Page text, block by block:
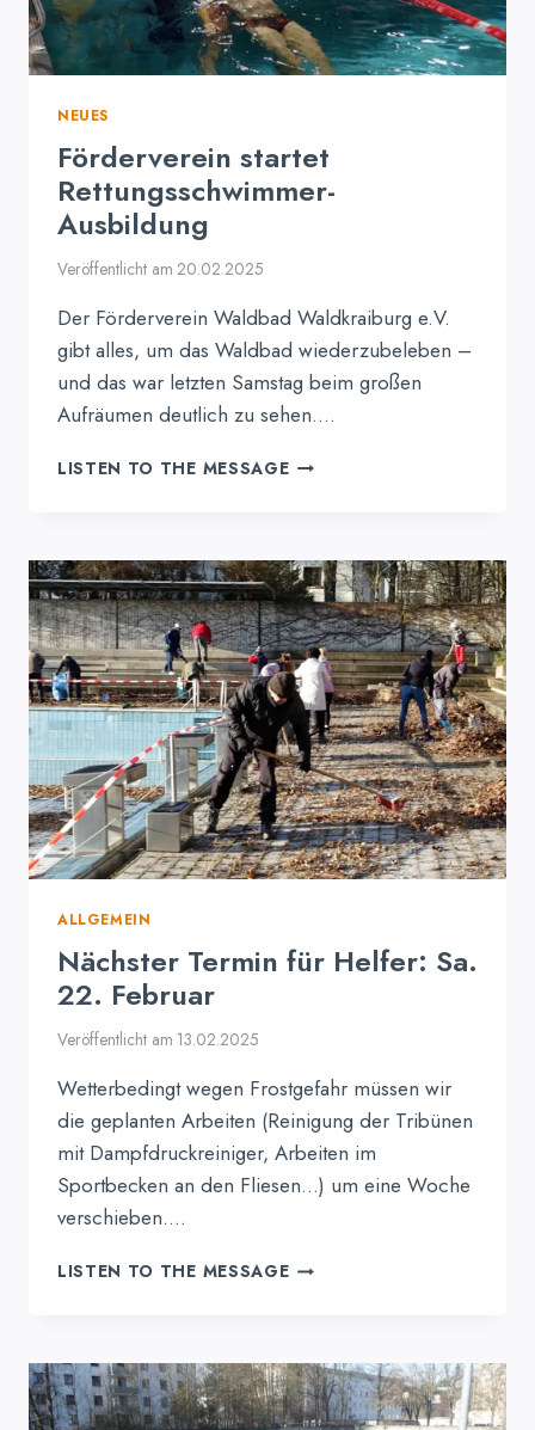
NEUES
Förderverein startet
Rettungsschwimmer-
Ausbildung
Veröffentlicht am 20.02.2025
Der Förderverein Waldbad Waldkraiburg e.V.
gibt alles, um das Waldbad wiederzubeleben –
und das war letzten Samstag beim großen
Aufräumen deutlich zu sehen….
LISTEN TO THE MESSAGEFÖRDERVEREIN
ALLGEMEIN
Nächster Termin für Helfer: Sa.
22. Februar
Veröffentlicht am 13.02.2025
Wetterbedingt wegen Frostgefahr müssen wir
die geplanten Arbeiten (Reinigung der Tribünen
mit Dampfdruckreiniger, Arbeiten im
Sportbecken an den Fliesen…) um eine Woche
verschieben….
LISTEN TO THE MESSAGENÄCHSTER
SA.
22.
FEBRUAR